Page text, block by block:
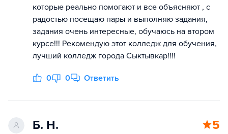
которые реально помогают и все объясняют , с
радостью посещаю пары и выполняю задания,
задания очень интересные, обучаюсь на втором
курсе!!! Рекомендую этот колледж для обучения,
лучший колледж города Сыктывкар!!!!
0 0 Ответить
Б. Н. 5